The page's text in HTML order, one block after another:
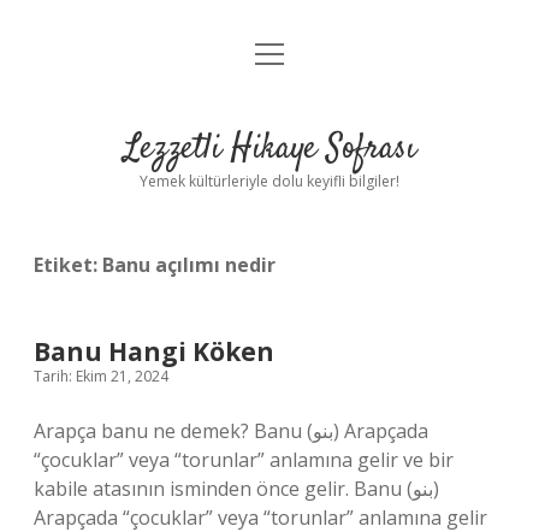
Anasayfa
Yasal Uyarı
menüyü
Lezzetli Hikaye Sofrası
Yemek kültürleriyle dolu keyifli bilgiler!
Etiket: Banu açılımı nedir
Banu Hangi Köken
Tarih: Ekim 21, 2024
Arapça banu ne demek? Banu (بنو) Arapçada
“çocuklar” veya “torunlar” anlamına gelir ve bir
kabile atasının isminden önce gelir. Banu (بنو)
Arapçada “çocuklar” veya “torunlar” anlamına gelir